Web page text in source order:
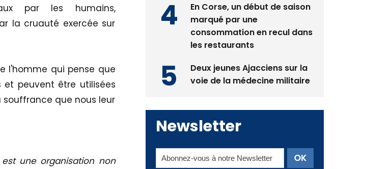
par les humains,
la cruauté exercée sur
l'homme qui pense que
et peuvent être utilisées
que nous leur
est une organisation non
En Corse, un début de saison
marqué par une
consommation en recul dans
les restaurants
Deux jeunes Ajacciens sur la
voie de la médecine militaire
Newsletter